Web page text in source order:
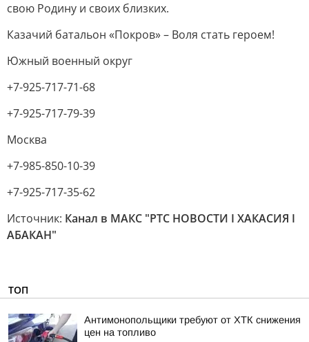
свою Родину и своих близких.
Казачий батальон «Покров» – Воля стать героем!
Южный военный округ
+7-925-717-71-68
+7-925-717-79-39
Москва
+7-985-850-10-39
+7-925-717-35-62
Источник: Канал в МАКС "РТС НОВОСТИ I ХАКАСИЯ I
АБАКАН"
ТОП
Антимонопольщики требуют от ХТК снижения
цен на топливо